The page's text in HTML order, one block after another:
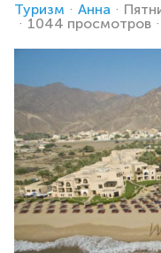
Туризм Анна
1044 просмотров